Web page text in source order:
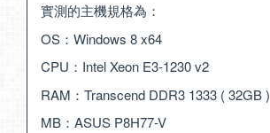
實測的主機規格為：
OS：Windows 8 x64
CPU：Intel Xeon E3-1230 v2
RAM：Transcend DDR3 1333 ( 32GB )
MB：ASUS P8H77-V